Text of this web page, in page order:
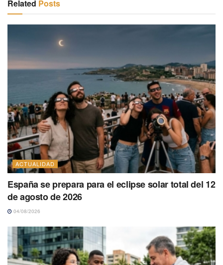
Related Posts
ACTUALIDAD
España se prepara para el eclipse solar total del 12
de agosto de 2026
04/08/2026